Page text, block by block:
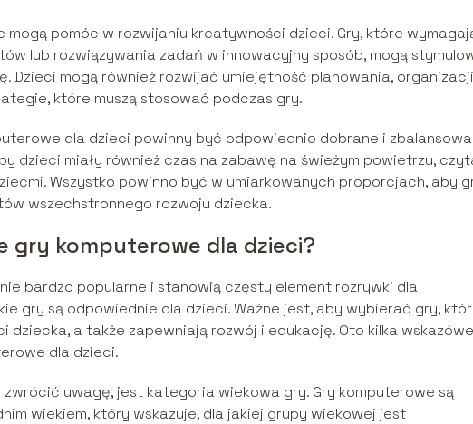
pomóc w rozwijaniu kreatywności dzieci. Gry, które
lub rozwiązywania zadań w innowacyjny sposób, mogą
Dzieci mogą również rozwijać umiejętność planowania,
które muszą stosować podczas gry.
dla dzieci powinny być odpowiednio dobrane i
dzieci miały również czas na zabawę na świeżym powietrzu,
Wszystko powinno być w umiarkowanych proporcjach, aby
wszechstronnego rozwoju dziecka.
gry komputerowe dla dzieci?
bardzo popularne i stanowią częsty element rozrywki dla
gry są odpowiednie dla dzieci. Ważne jest, aby wybierać gry,
dziecka, a także zapewniają rozwój i edukację. Oto kilka
dla dzieci.
zwrócić uwagę, jest kategoria wiekowa gry. Gry komputerowe są
wiekiem, który wskazuje, dla jakiej grupy wiekowej jest